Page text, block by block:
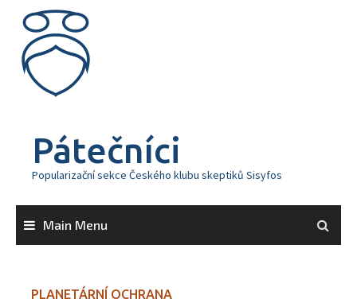
content
Pátečníci
Popularizační sekce Českého klubu skeptiků Sisyfos
Main Menu
PLANETÁRNÍ OCHRANA